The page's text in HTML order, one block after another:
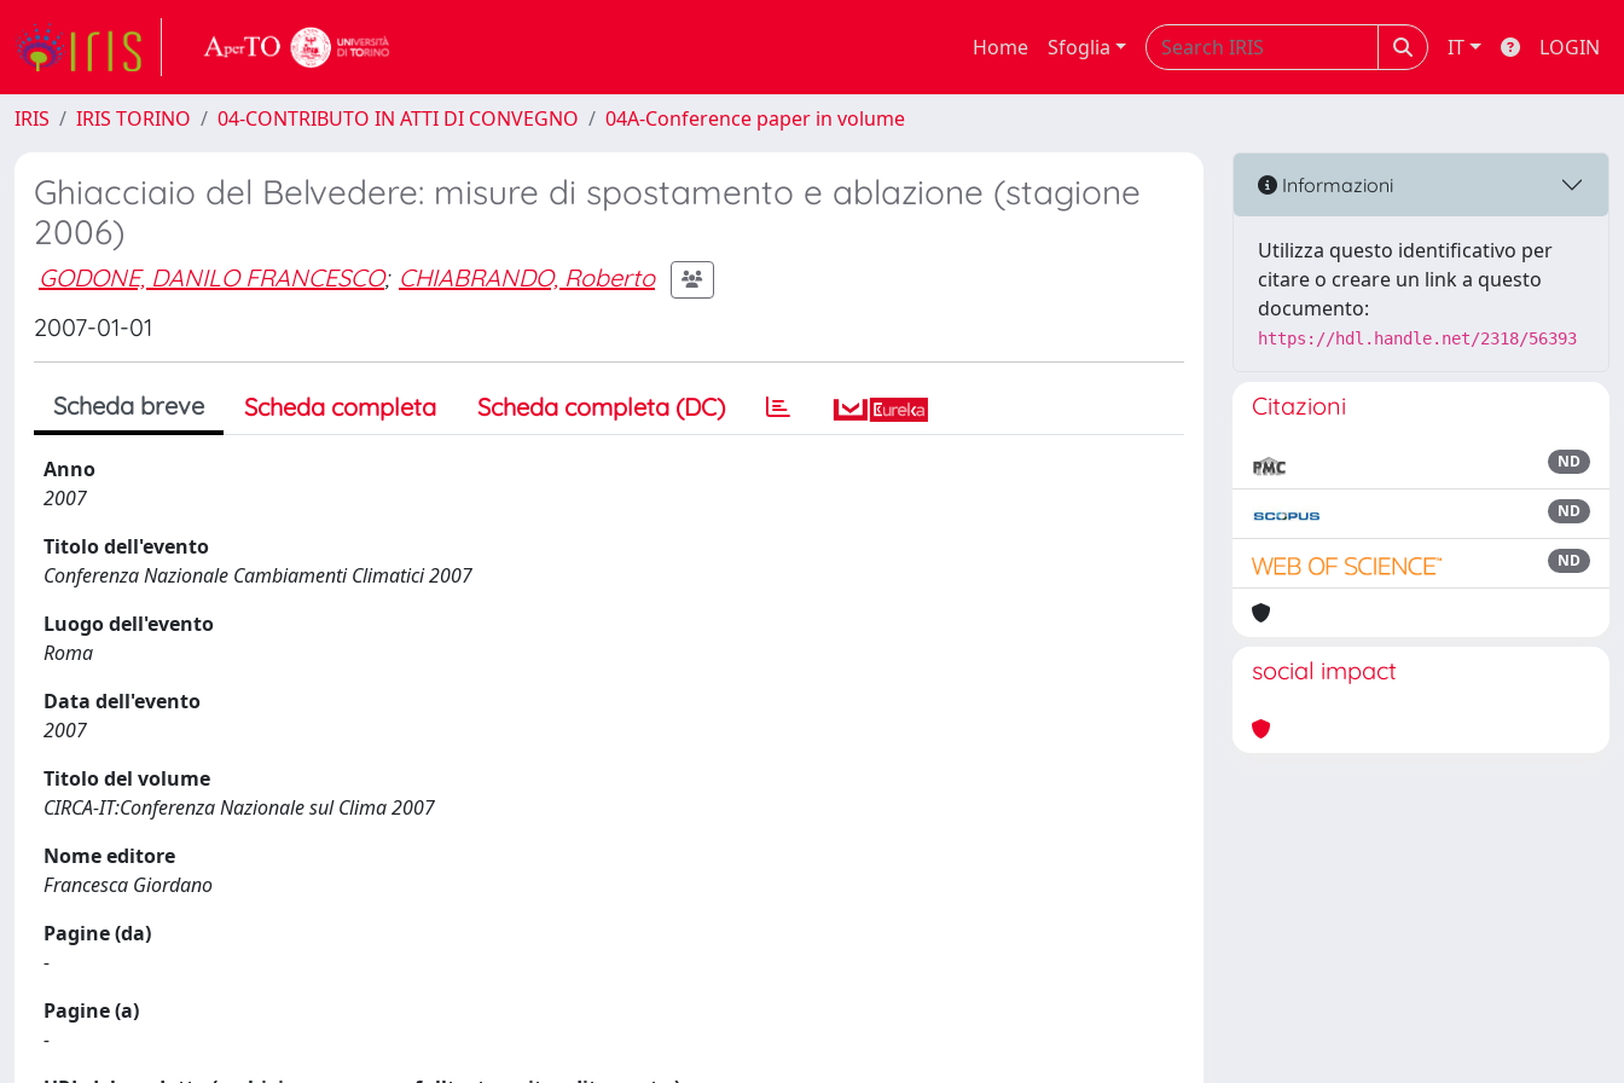
Home Sfoglia IT LOGIN
IRIS IRIS TORINO 04-CONTRIBUTO IN ATTI DI CONVEGNO 04A-Conference paper in volume
Ghiacciaio del Belvedere: misure di spostamento e ablazione (stagione
2006)
GODONE, DANILO FRANCESCO; CHIABRANDO, Roberto
2007-01-01
Scheda breve Scheda completa Scheda completa (DC)
Anno
2007
Titolo dell'evento
Conferenza Nazionale Cambiamenti Climatici 2007
Luogo dell'evento
Roma
Data dell'evento
2007
Titolo del volume
CIRCA-IT:Conferenza Nazionale sul Clima 2007
Nome editore
Francesca Giordano
Pagine (da)
-
Pagine (a)
-
Informazioni
Utilizza questo identificativo per
citare o creare un link a questo
documento:
https://hdl.handle.net/2318/56393
Citazioni
ND
ND
ND
social impact